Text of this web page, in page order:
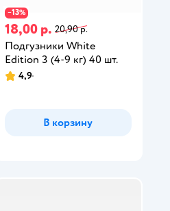
−13%
18,00 р. 20,90 р.
Подгузники White
Edition 3 (4-9 кг) 40 шт.
4,9
В корзину